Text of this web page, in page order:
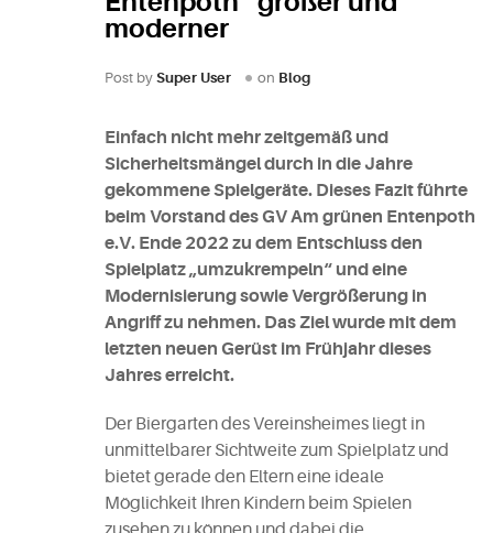
moderner
Post by Super User on Blog
Einfach nicht mehr zeitgemäß und
Sicherheitsmängel durch in die Jahre
gekommene Spielgeräte. Dieses Fazit führte
beim Vorstand des GV Am grünen Entenpoth
e.V. Ende 2022 zu dem Entschluss den
Spielplatz „umzukrempeln“ und eine
Modernisierung sowie Vergrößerung in
Angriff zu nehmen. Das Ziel wurde mit dem
letzten neuen Gerüst im Frühjahr dieses
Jahres erreicht.
Der Biergarten des Vereinsheimes liegt in
unmittelbarer Sichtweite zum Spielplatz und
bietet gerade den Eltern eine ideale
Möglichkeit Ihren Kindern beim Spielen